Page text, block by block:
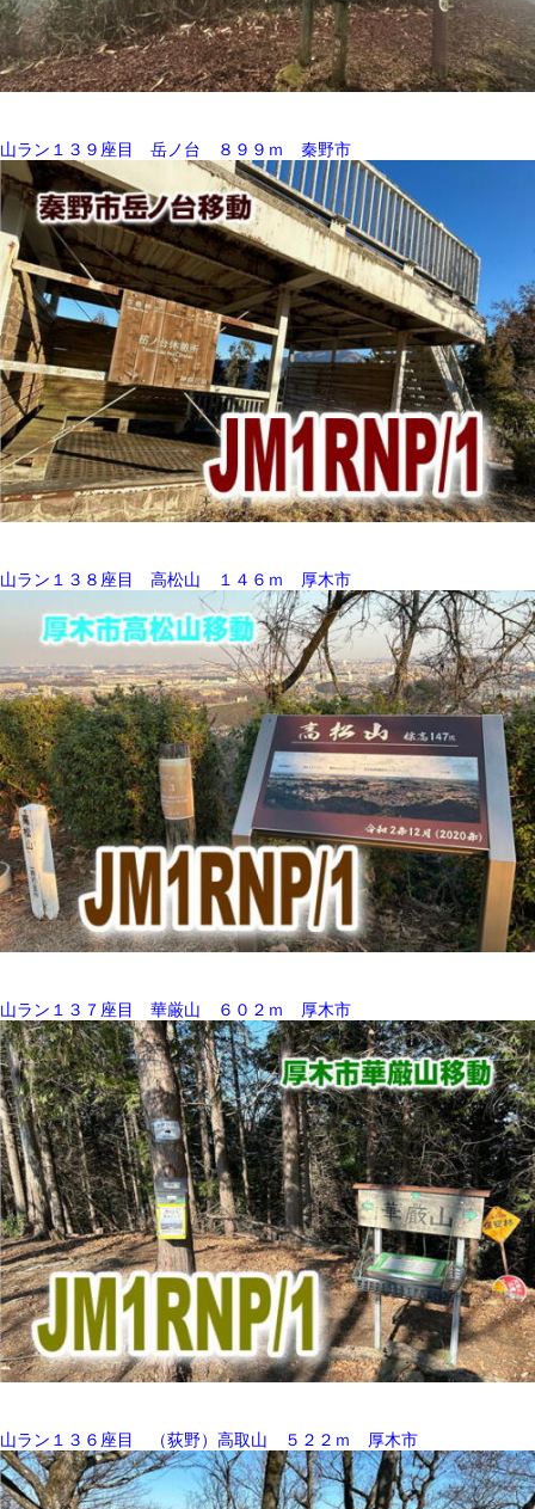
山ラン１３９座目 岳ノ台 ８９９ｍ 秦野市
山ラン１３８座目 高松山 １４６ｍ 厚木市
山ラン１３７座目 華厳山 ６０２ｍ 厚木市
山ラン１３６座目 （荻野）高取山 ５２２ｍ 厚木市